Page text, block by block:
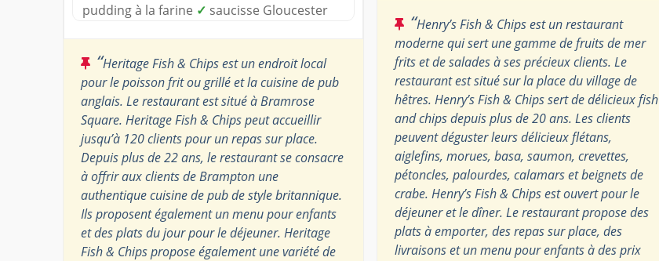
pudding à la farine ✓ saucisse Gloucester
“Heritage Fish & Chips est un endroit local
pour le poisson frit ou grillé et la cuisine de pub
anglais. Le restaurant est situé à Bramrose
Square. Heritage Fish & Chips peut accueillir
jusqu’à 120 clients pour un repas sur place.
Depuis plus de 22 ans, le restaurant se consacre
à offrir aux clients de Brampton une
authentique cuisine de pub de style britannique.
Ils proposent également un menu pour enfants
et des plats du jour pour le déjeuner. Heritage
Fish & Chips propose également une variété de
“Henry’s Fish & Chips est un restaurant
moderne qui sert une gamme de fruits de mer
frits et de salades à ses précieux clients. Le
restaurant est situé sur la place du village de
hêtres. Henry’s Fish & Chips sert de délicieux fish
and chips depuis plus de 20 ans. Les clients
peuvent déguster leurs délicieux flétans,
aiglefins, morues, basa, saumon, crevettes,
pétoncles, palourdes, calamars et beignets de
crabe. Henry’s Fish & Chips est ouvert pour le
déjeuner et le dîner. Le restaurant propose des
plats à emporter, des repas sur place, des
livraisons et un menu pour enfants à des prix